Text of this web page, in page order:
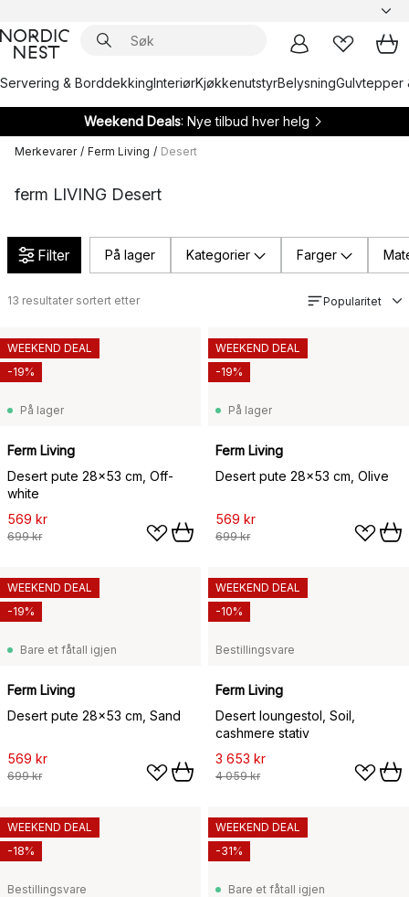
Servering & BorddekkingInteriørKjøkkenutstyrBelysningGulvtepper
Weekend Deals: Nye tilbud hver helg
Merkevarer / Ferm Living / Desert
ferm LIVING Desert
Filter På lager Kategorier Farger
13 resultater sortert etter Popularitet
På lager
Ferm Living
Desert pute 28x53 cm, Off-
white
569 kr
699 kr
WEEKEND DEAL
-19%
På lager
Ferm Living
Desert pute 28x53 cm, Olive
569 kr
699 kr
WEEKEND DEAL
-19%
Bare et fåtall igjen
Ferm Living
Desert pute 28x53 cm, Sand
569 kr
699 kr
WEEKEND DEAL
-19%
Bestillingsvare
Ferm Living
Desert loungestol, Soil,
cashmere stativ
3 653 kr
4 059 kr
WEEKEND DEAL
-10%
Bestillingsvare
WEEKEND DEAL
-18%
Bare et fåtall igjen
WEEKEND DEAL
-31%